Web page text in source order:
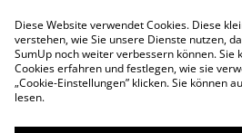
Diese Website verwendet Cookies. Diese
verstehen, wie Sie unsere Dienste nutzen,
SumUp noch weiter verbessern können. Sie
Cookies erfahren und festlegen, wie sie
„Cookie-Einstellungen” klicken. Sie können
lesen.